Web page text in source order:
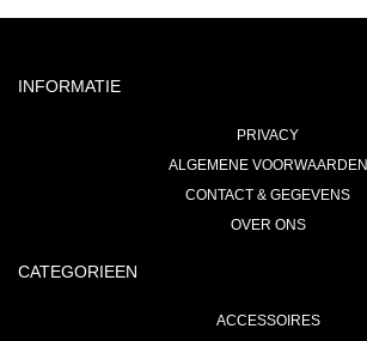
INFORMATIE
PRIVACY
ALGEMENE VOORWAARDEN
CONTACT & GEGEVENS
OVER ONS
CATEGORIEEN
ACCESSOIRES